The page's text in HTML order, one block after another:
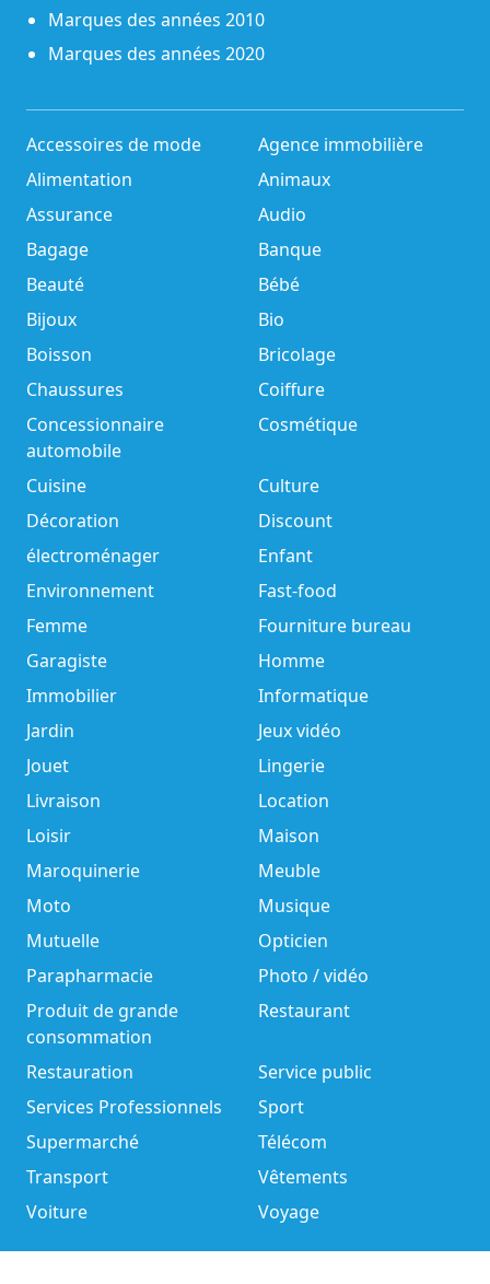
Marques des années 2010
Marques des années 2020
Accessoires de mode
Agence immobilière
Alimentation
Animaux
Assurance
Audio
Bagage
Banque
Beauté
Bébé
Bijoux
Bio
Boisson
Bricolage
Chaussures
Coiffure
Concessionnaire
automobile
Cosmétique
Cuisine
Culture
Décoration
Discount
électroménager
Enfant
Environnement
Fast-food
Femme
Fourniture bureau
Garagiste
Homme
Immobilier
Informatique
Jardin
Jeux vidéo
Jouet
Lingerie
Livraison
Location
Loisir
Maison
Maroquinerie
Meuble
Moto
Musique
Mutuelle
Opticien
Parapharmacie
Photo / vidéo
Produit de grande
consommation
Restaurant
Restauration
Service public
Services Professionnels
Sport
Supermarché
Télécom
Transport
Vêtements
Voiture
Voyage